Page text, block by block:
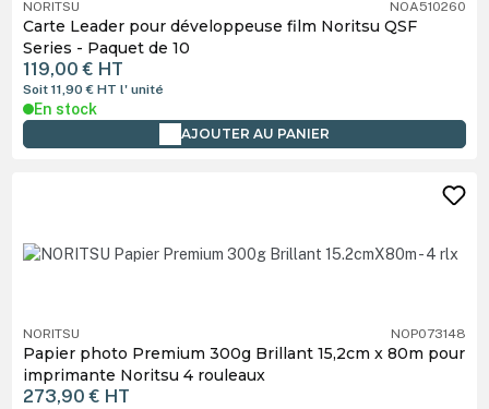
NORITSU NOA510260
Carte Leader pour développeuse film Noritsu QSF
Series - Paquet de 10
119,00 € HT
Soit 11,90 €HTl' unité
En stock
AJOUTER AU PANIER
NORITSU NOP073148
Papier photo Premium 300g Brillant 15,2cm x 80m pour
imprimante Noritsu 4 rouleaux
273,90 € HT